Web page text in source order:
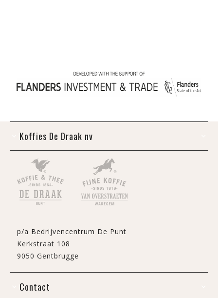
Koffies De Draak nv
p/a Bedrijvencentrum De Punt
Kerkstraat 108
9050 Gentbrugge
Contact